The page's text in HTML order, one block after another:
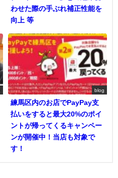
わせた際の手ぶれ補正性能を
向上 等
blog
練馬区内のお店でPayPay支
払いをすると最大20%のポイ
ントが帰ってくるキャンペー
ンが開催中！当店も対象で
す！